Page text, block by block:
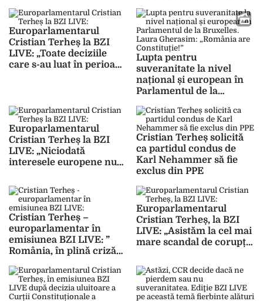
nu îl aveai nu puteai să
faci o grămadă de
lucruri”
Europarlamentarul
Cristian Terheș la BZI
LIVE: „Toate deciziile
care s-au luat în perioada
serioasă”
Lupta pentru
suveranitate la nivel
național și european în
Parlamentul de la
Gherasim: „România are
Constituție!”
Europarlamentarul
Cristian Terheș la BZI
LIVE: „Niciodată
interesele europene nu
interesele naţionale!”
Cristian Terheș solicită
ca partidul condus de
Karl Nehammer să fie
exclus din PPE
Cristian Terheș –
europarlamentar în
emisiunea BZI LIVE: ”
România, în plină criză
surse de energie…! Să
închidă nemții, francezii
sau olandezii…!”
Europarlamentarul
Cristian Terheș, la BZI
LIVE: „Asistăm la cel mai
mare scandal de corupție
Uniunea Europeană…! E
o afacere uriașă ce o are
în prim-plan pe Ursula
von der Leyen…!